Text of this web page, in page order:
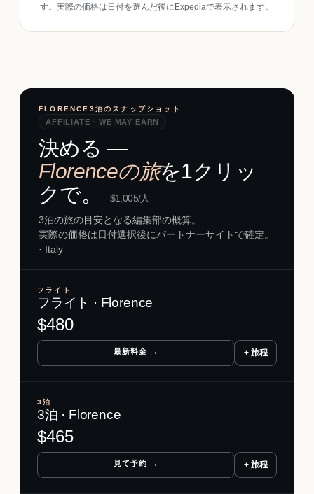
す。実際の価格は日付を選んだ後にExpediaで表示されます。
FLORENCE3泊のスナップショット
AFFILIATE · WE MAY EARN
決める ―
Florenceの旅を1クリッ
クで。
$1,005/人
3泊の旅の目安となる編集部の概算。
実際の価格は日付選択後にパートナーサイトで確定。
· Italy
フライト
フライト · Florence
$480
最新料金 → + 旅程
3泊
3泊 · Florence
$465
見て予約 → + 旅程